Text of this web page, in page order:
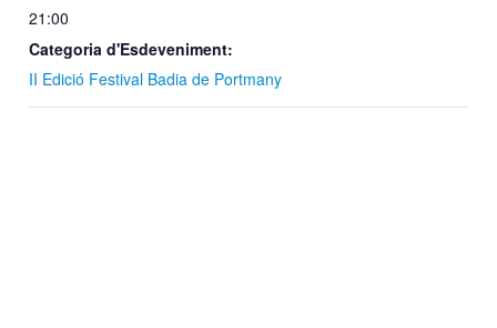
21:00
Categoria d'Esdeveniment:
II Edició Festival Badia de Portmany